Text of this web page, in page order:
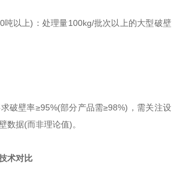
以上)：处理量100kg/批次以上的大型破壁
求破壁率≥95%(部分产品需≥98%)，需关注设
数据(而非理论值)。
术对比​